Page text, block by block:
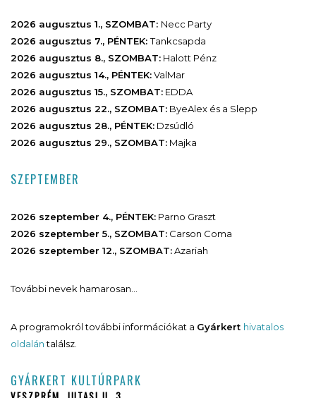
2026 augusztus 1., SZOMBAT: Necc Party
2026 augusztus 7., PÉNTEK:Tankcsapda
2026 augusztus 8., SZOMBAT: Halott Pénz
2026 augusztus 14., PÉNTEK:ValMar
2026 augusztus 15., SZOMBAT: EDDA
2026 augusztus 22., SZOMBAT: ByeAlex és a Slepp
2026 augusztus 28., PÉNTEK: Dzsúdló
2026 augusztus 29., SZOMBAT: Majka
SZEPTEMBER
2026 szeptember 4., PÉNTEK: Parno Graszt
2026 szeptember 5., SZOMBAT: Carson Coma
2026 szeptember 12., SZOMBAT:Azariah
További nevek hamarosan…
A programokról további információkat a Gyárkert hivatalos
oldalántalálsz.
GYÁRKERT KULTÚRPARK